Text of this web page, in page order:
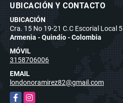
UBICACIÓN Y CONTACTO
UBICACIÓN
Cra. 15 No 19-21 C.C Escorial Local 5
Armenia - Quindío - Colombia
MÓVIL
3158706006
EMAIL
londonoramirez82@gmail.com
FacebookInstagram